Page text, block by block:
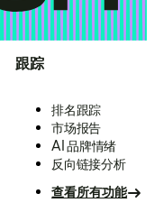
跟踪
排名跟踪
市场报告
AI 品牌情绪
反向链接分析
查看所有功能